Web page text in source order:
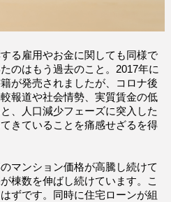
る雇用やお金に関しても同様で
のはもう過去のこと。2017年に
が発売されましたが、コロナ後
報道や社会情勢、実質賃金の低
、人口減少フェーズに突入した
きていることを痛感せざるを得
マンション価格が高騰し続けて
棟数を伸ばし続けています。こ
ずです。同時に住宅ローンが組